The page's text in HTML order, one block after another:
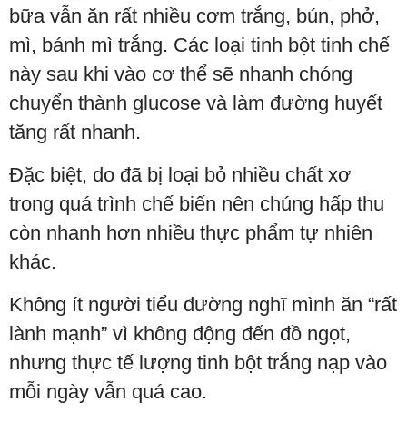
bữa vẫn ăn rất nhiều cơm trắng, bún, phở,
mì, bánh mì trắng. Các loại tinh bột tinh chế
này sau khi vào cơ thể sẽ nhanh chóng
chuyển thành glucose và làm đường huyết
tăng rất nhanh.
Đặc biệt, do đã bị loại bỏ nhiều chất xơ
trong quá trình chế biến nên chúng hấp thu
còn nhanh hơn nhiều thực phẩm tự nhiên
khác.
Không ít người tiểu đường nghĩ mình ăn “rất
lành mạnh” vì không động đến đồ ngọt,
nhưng thực tế lượng tinh bột trắng nạp vào
mỗi ngày vẫn quá cao.